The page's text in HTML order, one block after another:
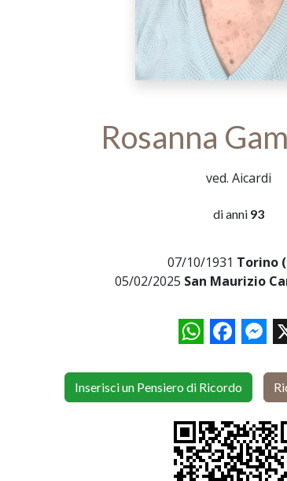
Rosanna
ved. Aicardi
di anni 93
07/10/1931 Torino
05/02/2025 San Maurizio
WhatsAppFacebook
Inserisci un Pensiero di Ricordo